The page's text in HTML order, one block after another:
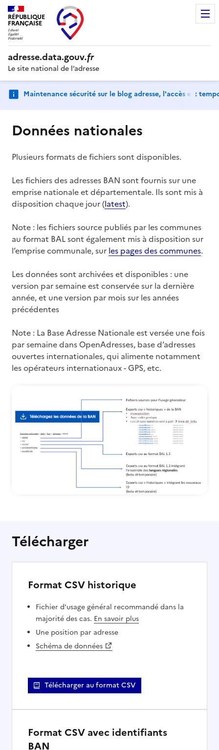
RÉPUBLIQUE
FRANÇAISE
adresse.data.gouv.fr
Le site national de l’adresse
Maintenance sécurité sur le blog adresse, l'accès est
Données nationales
Plusieurs formats de fichiers sont disponibles.
Les fichiers des adresses BAN sont fournis sur une
emprise nationale et départementale. Ils sont mis à
disposition chaque jour (latest).
Note : les fichiers source publiés par les communes
au format BAL sont également mis à disposition sur
l’emprise communale, sur les pages des communes.
Les données sont archivées et disponibles : une
version par semaine est conservée sur la dernière
année, et une version par mois sur les années
précédentes
Note : La Base Adresse Nationale est versée une fois
par semaine dans OpenAdresses, base d’adresses
ouvertes internationales, qui alimente notamment
les opérateurs internationaux - GPS, etc.
Télécharger
Format CSV historique
Fichier d‘usage général recommandé dans la
majorité des cas. En savoir plus
Une position par adresse
Schéma de données
Télécharger au format CSV
Format CSV avec identifiants
BAN